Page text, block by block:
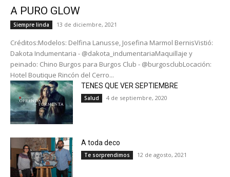
A PURO GLOW
Siempre linda 13 de diciembre, 2021
Créditos:Modelos: Delfina Lanusse, Josefina Marmol BernisVistió:
Dakota Indumentaria - @dakota_indumentariaMaquillaje y
peinado: Chino Burgos para Burgos Club - @burgosclubLocación:
Hotel Boutique Rincón del Cerro...
TENES QUE VER SEPTIEMBRE
Salud 4 de septiembre, 2020
A toda deco
Te sorprendimos 12 de agosto, 2021